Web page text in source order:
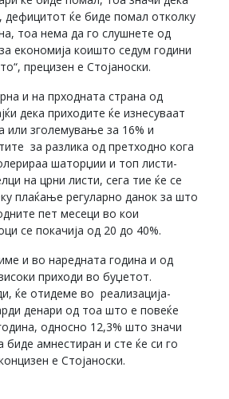
дефицитот ќе биде помал отколку
тоа нема да го слушнете од
економија коишто седум години
прецизен е Стојаноски.
и на прходната страна од
дека приходите ќе изнесуваат
или зголемување за 16% и
за разлика од претходно кога
шаторџии и топ листи-
на црни листи, сега тие ќе се
плаќање регуларно данок за што
пет месеци во кои
се покачија од 20 до 40%.
и во наредната година и од
приходи во буџетот.
ќе отидеме во реализација-
денари од тоа што е повеќе
односно 12,3% што значи
биде амнестиран и сте ќе си го
е Стојаноски.